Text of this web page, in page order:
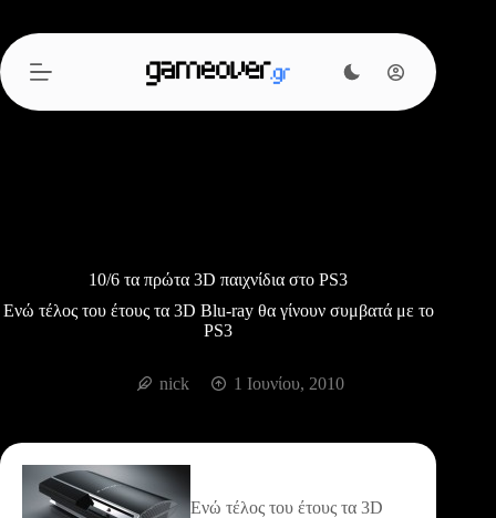
περιεχόμενο
10/6 τα πρώτα 3D παιχνίδια στο PS3
Ενώ τέλος του έτους τα 3D Blu-ray θα γίνουν συμβατά με το
PS3
nick 1 Ιουνίου, 2010
Ενώ τέλος του έτους τα 3D